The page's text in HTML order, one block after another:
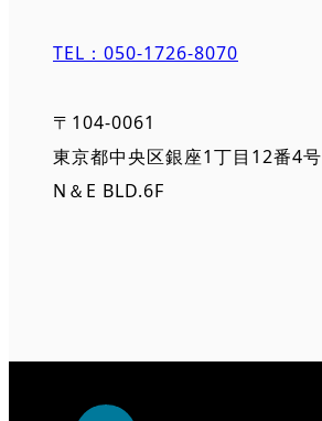
TEL：050-1726-8070
〒104-0061
東京都中央区銀座1丁目12番4号
N＆E BLD.6F